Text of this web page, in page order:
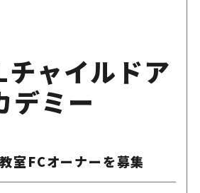
チャイルドア
デミー
室FCオーナーを募集